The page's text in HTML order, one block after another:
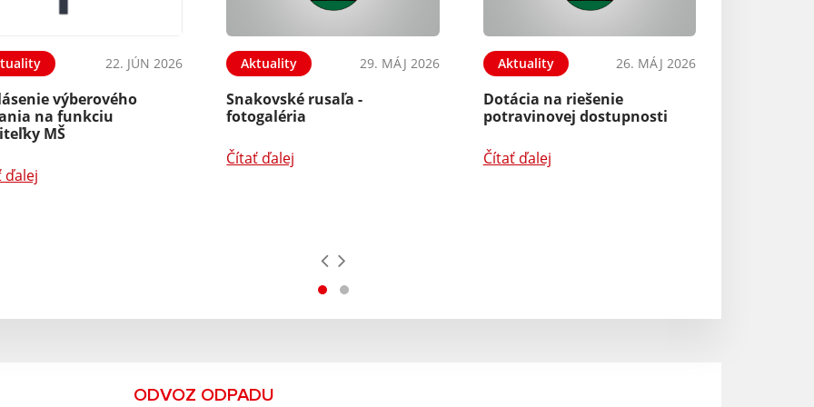
22. JÚN 2026
výberového
na funkciu
MŠ
ďalej
Aktuality 29. MÁJ 2026
Snakovské rusaľa -
fotogaléria
Čítať ďalej
Aktuality 26. MÁJ 2026
Dotácia na riešenie
potravinovej dostupnosti
Čítať ďalej
ODVOZ ODPADU